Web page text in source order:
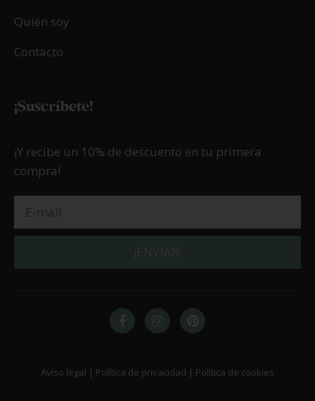
Quién soy
Contacto
¡Suscríbete!
¡Y recibe un 10% de descuento en tu primera
compra!
¡ENVIAR!
Aviso legal | Política de privacidad | Política de cookies